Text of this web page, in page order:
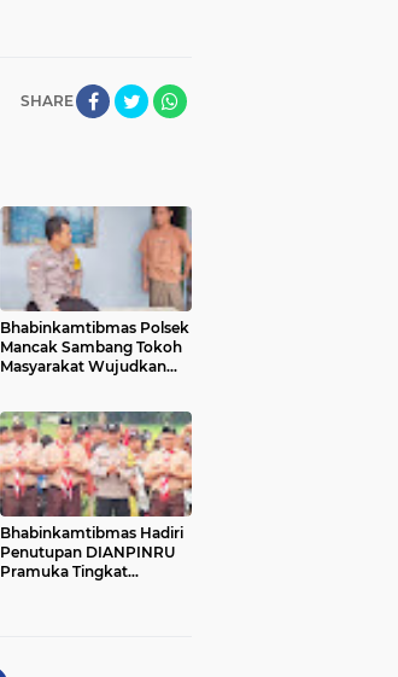
SHARE
Bhabinkamtibmas Polsek
Mancak Sambang Tokoh
Masyarakat Wujudkan
Bhabinkamtibmas Hadiri
Penutupan DIANPINRU
Pramuka Tingkat